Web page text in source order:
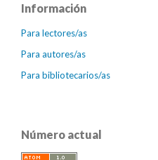
Información
Para lectores/as
Para autores/as
Para bibliotecarios/as
Número actual